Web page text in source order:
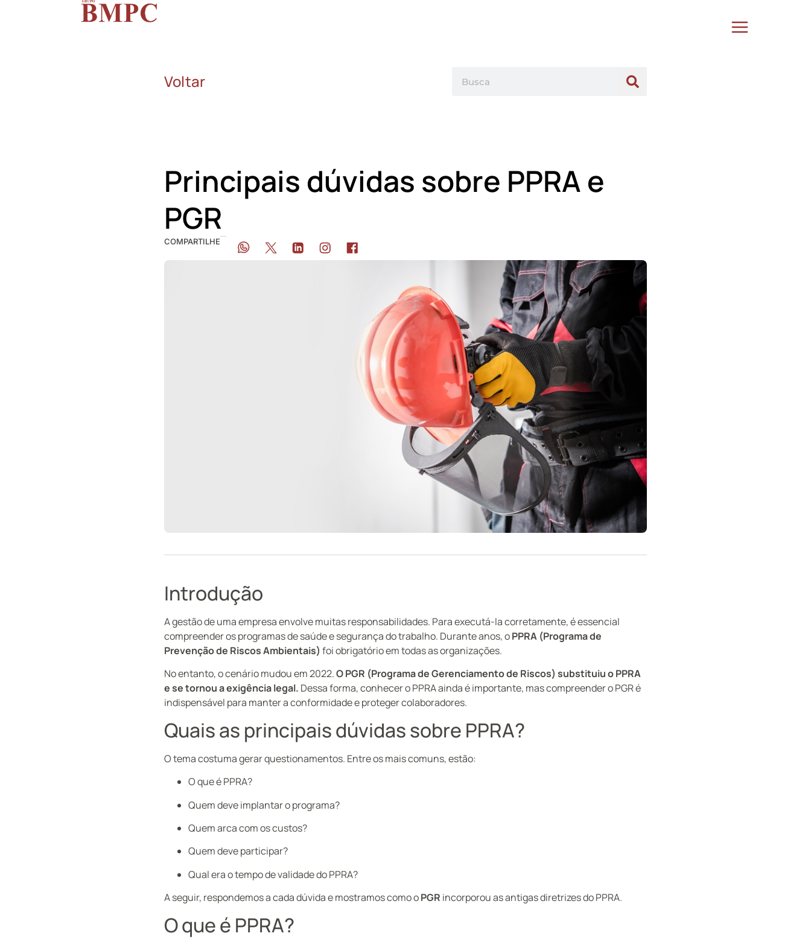
Voltar
Principais dúvidas sobre PPRA e
PGR
COMPARTILHE
Introdução
A gestão de uma empresa envolve muitas responsabilidades. Para executá-la corretamente, é essencial
compreender os programas de saúde e segurança do trabalho. Durante anos, oPPRA (Programa de
Prevenção de Riscos Ambientais) foi obrigatório em todas as organizações.
No entanto, o cenário mudou em 2022.O PGR (Programa de Gerenciamento de Riscos) substituiu o PPRA
e se tornou a exigência legal. Dessa forma, conhecer o PPRA ainda é importante, mas compreender o PGR é
indispensável para manter a conformidade e proteger colaboradores.
Quais as principais dúvidas sobre PPRA?
O tema costuma gerar questionamentos. Entre os mais comuns, estão:
O que é PPRA?
Quem deve implantar o programa?
Quem arca com os custos?
Quem deve participar?
Qual era o tempo de validade do PPRA?
A seguir, respondemos a cada dúvida e mostramos como oPGR incorporou as antigas diretrizes do PPRA.
O que é PPRA?